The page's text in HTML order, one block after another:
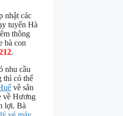
nhật các
tuyến Hà
thông
bà con
.
nhu cầu
thì có thể
về sân
về Hương
lợi. Bà